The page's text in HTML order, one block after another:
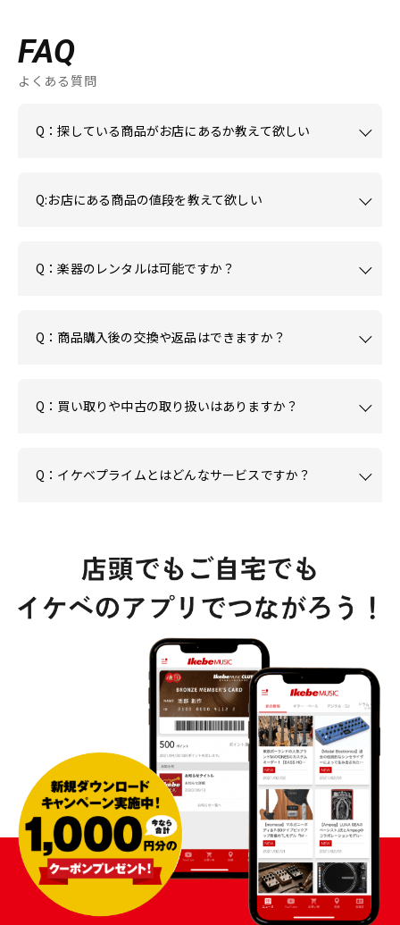
FAQ
よくある質問
Q：探している商品がお店にあるか教えて欲しい
Q:お店にある商品の値段を教えて欲しい
Q：楽器のレンタルは可能ですか？
Q：商品購入後の交換や返品はできますか？
Q：買い取りや中古の取り扱いはありますか？
Q：イケベプライムとはどんなサービスですか？